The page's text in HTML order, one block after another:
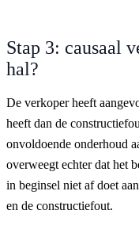
Stap 3: causaal
hal?
De verkoper heeft
heeft dan de
onvoldoende onderhoud
overweegt echter dat het
in beginsel niet af doet
en de constructiefout.